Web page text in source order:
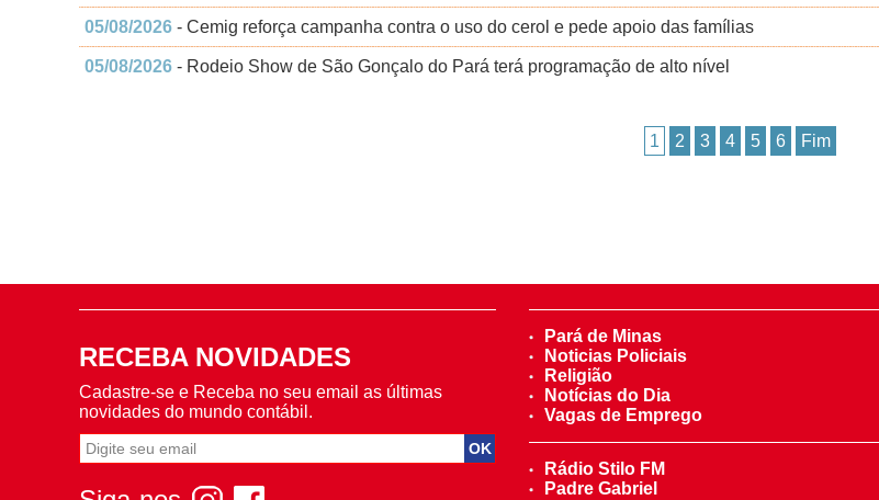
05/08/2026 - Cemig reforça campanha contra o uso do cerol e pede apoio das famílias
05/08/2026 - Rodeio Show de São Gonçalo do Pará terá programação de alto nível
1 2 3 4 5 6 Fim
RECEBA NOVIDADES
Cadastre-se e Receba no seu email as últimas
novidades do mundo contábil.
Pará de Minas
Noticias Policiais
Religião
Notícias do Dia
Vagas de Emprego
Rádio Stilo FM
Padre Gabriel